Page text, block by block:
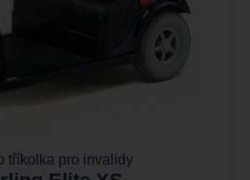
tříkolka pro invalidy